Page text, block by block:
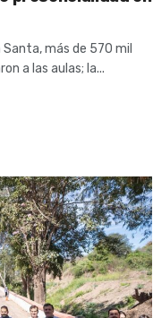
más de 570 mil
a las aulas; la...